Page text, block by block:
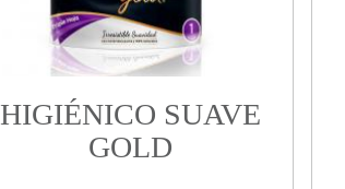
HIGIÉNICO SUAVE
GOLD